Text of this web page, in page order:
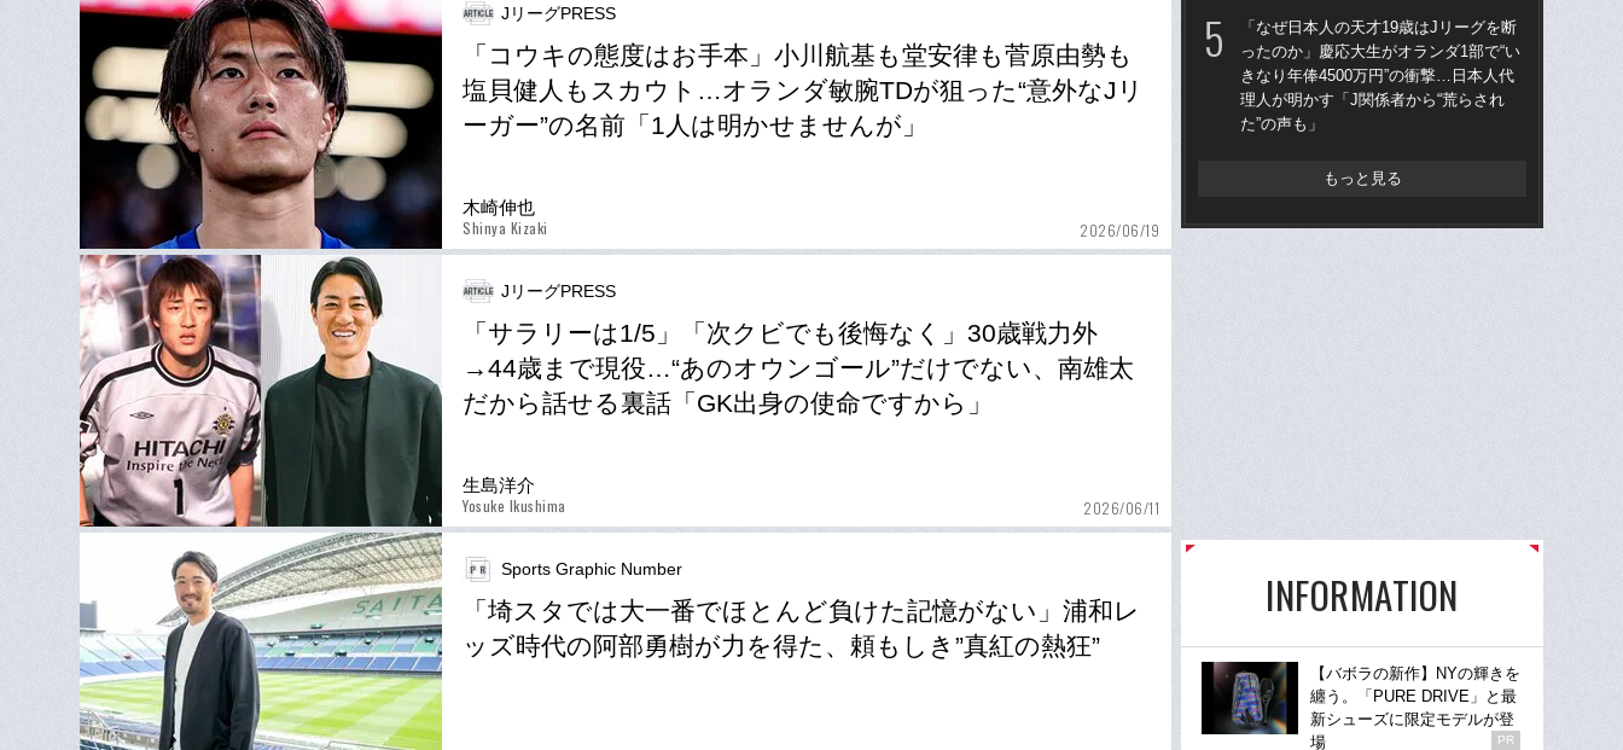
JリーグPRESS
「コウキの態度はお手本」小川航基も堂安律も菅原由勢も
塩貝健人もスカウト…オランダ敏腕TDが狙った“意外なJリ
ーガー”の名前「1人は明かせませんが」
木崎伸也
Shinya Kizaki 2026/06/19
JリーグPRESS
「サラリーは1/5」「次クビでも後悔なく」30歳戦力外
→44歳まで現役…“あのオウンゴール”だけでない、南雄太
だから話せる裏話「GK出身の使命ですから」
生島洋介
Yosuke Ikushima 2026/06/11
Sports Graphic Number
「埼スタでは大一番でほとんど負けた記憶がない」浦和レ
ッズ時代の阿部勇樹が力を得た、頼もしき”真紅の熱狂”
「なぜ日本人の天才19歳はJリーグを断
ったのか」慶応大生がオランダ1部で“い
きなり年俸4500万円”の衝撃…日本人代
理人が明かす「J関係者から“荒らされ
た”の声も」
もっと見る
INFORMATION
【バボラの新作】NYの輝きを
纏う。「PURE DRIVE」と最
新シューズに限定モデルが登
場
PR